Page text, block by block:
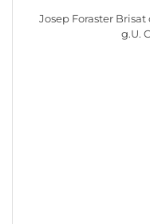
Josep Foraster
g.U.